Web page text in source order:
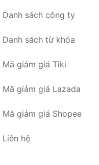
Danh sách công ty
Danh sách từ khóa
Mã giảm giá Tiki
Mã giảm giá Lazada
Mã giảm giá Shopee
Liên hệ